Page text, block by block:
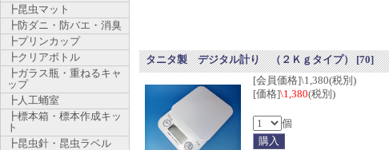
タニタ製 デジタル計り （２Ｋｇタイプ）[70]
[会員価格]\1,380(税別)
[価格]\1,380(税別)
個
┣昆虫マット
┣防ダニ・防バエ・消臭
┣プリンカップ
┣クリアボトル
┣ガラス瓶・重ねるキャ
ップ
┣人工蛹室
┣標本箱・標本作成キッ
ト
┣昆虫針・昆虫ラベル